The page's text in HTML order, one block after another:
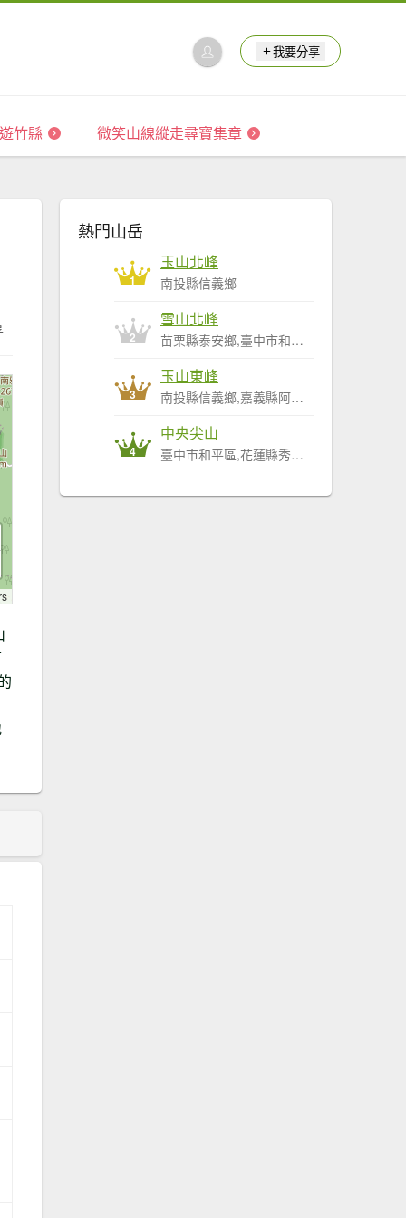
我要分享
竹縣 微笑山線縱走尋寶集章
熱門山岳
1
玉山北峰
南投縣信義鄉
2
雪山北峰
苗栗縣泰安鄉,臺中市和平區
3
玉山東峰
南投縣信義鄉,嘉義縣阿里山鄉
4
中央尖山
臺中市和平區,花蓮縣秀林鄉